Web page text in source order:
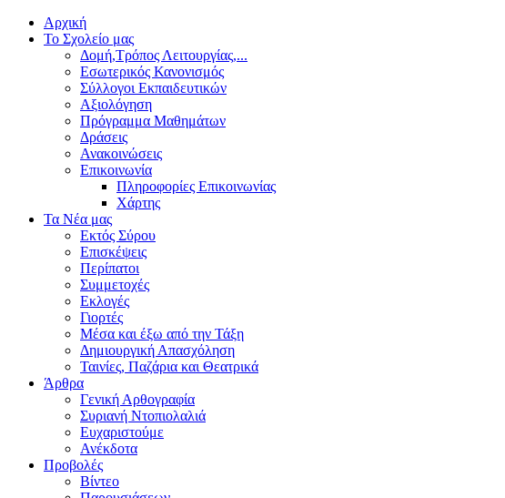
Αρχική
Το Σχολείο μας
Δομή,Τρόπος Λειτουργίας,...
Εσωτερικός Κανονισμός
Σύλλογοι Εκπαιδευτικών
Αξιολόγηση
Πρόγραμμα Μαθημάτων
Δράσεις
Ανακοινώσεις
Επικοινωνία
Πληροφορίες Επικοινωνίας
Χάρτης
Τα Νέα μας
Εκτός Σύρου
Επισκέψεις
Περίπατοι
Συμμετοχές
Εκλογές
Γιορτές
Μέσα και έξω από την Τάξη
Δημιουργική Απασχόληση
Ταινίες, Παζάρια και Θεατρικά
Άρθρα
Γενική Αρθογραφία
Συριανή Ντοπιολαλιά
Ευχαριστούμε
Ανέκδοτα
Προβολές
Βίντεο